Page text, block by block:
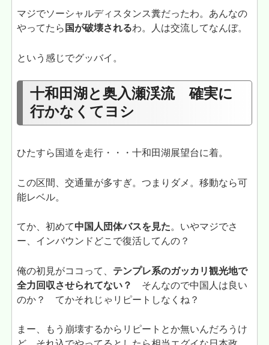
マジでソーシャルディスタンス糞だったわ。あんなの
やってたら 国が破壊されるわ。人は交流してなんぼ。
という感じでグッバイ。
十和田湖と奥入瀬渓流 確実に
行かなくてヨシ
ひたすら国道を走行・・・十和田湖展望台に着。
この区間、交通量が多すぎ。つまりダメ。移動なら可
能レベル。
てか、初めて中国人団体バスを見た。いやマジでさ
ー、インバウンドどこで復活してんの？
俺の初見がココって、 テンプレ系のガッカリ観光地で
全力回収させられてない？
そんなので中国人は良い
のか？ てかそれじゃリピートしなくね？
まー、もう崩壊するからリピートとか無いんだろうけ